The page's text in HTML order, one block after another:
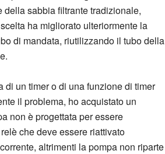
sabbia filtrante tradizionale,
ha migliorato ulteriormente la
di mandata, riutilizzando il tubo della
di un timer o di una funzione di timer
il problema, ho acquistato un
non è progettata per essere
che deve essere riattivato
altrimenti la pompa non riparte